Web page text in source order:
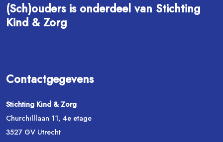
(Sch)ouders is onderdeel van Stichting
Kind & Zorg
Contactgegevens
Stichting Kind & Zorg
Churchilllaan 11, 4e etage
3527 GV Utrecht